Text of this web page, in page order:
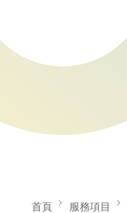
首頁 服務項目